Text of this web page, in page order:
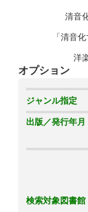
清音
「清音
洋
オプション
ジャンル指定
出版／発行年月
検索対象図書館